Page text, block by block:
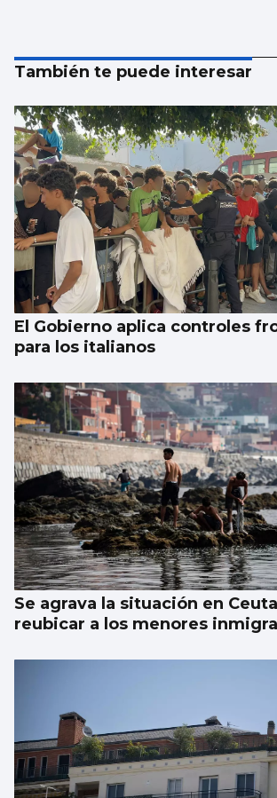
También te puede interesar
El Gobierno aplica controles
para los italianos
Se agrava la situación en
reubicar a los menores